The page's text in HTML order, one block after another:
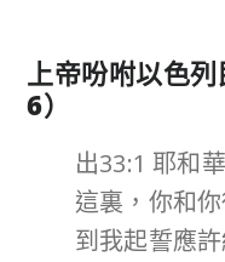
上帝吩咐以色
6）
出33:1 耶和
這裏，你和
到我起誓應